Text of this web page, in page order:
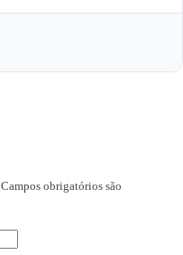
Campos obrigatórios são